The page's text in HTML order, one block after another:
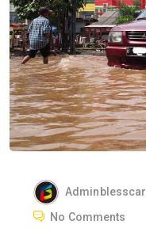
Adminblesscar
No Comments